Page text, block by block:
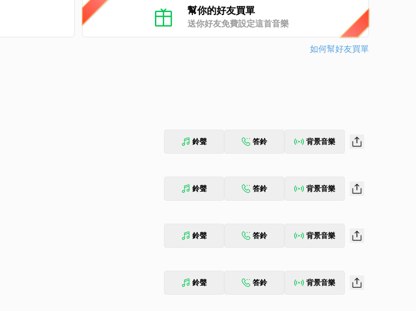
幫你的好友買單
送你好友免費設定這首音樂
如何幫好友買單
鈴聲 答鈴 背景音樂
鈴聲 答鈴 背景音樂
鈴聲 答鈴 背景音樂
鈴聲 答鈴 背景音樂